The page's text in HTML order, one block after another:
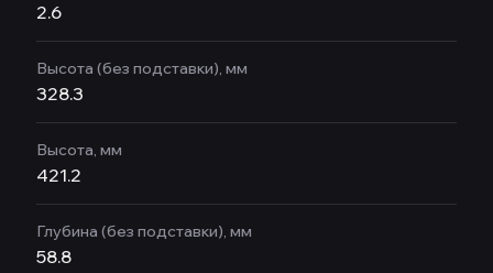
2.6
Высота (без подставки), мм
328.3
Высота, мм
421.2
Глубина (без подставки), мм
58.8